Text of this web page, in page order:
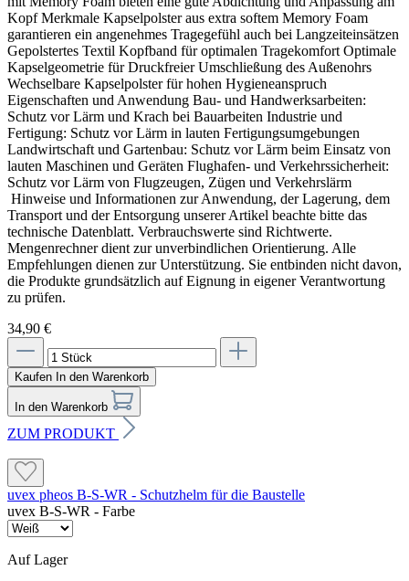
Kopf Merkmale Kapselpolster aus extra softem Memory Foam
garantieren ein angenehmes Tragegefühl auch bei Langzeiteinsätzen
Gepolstertes Textil Kopfband für optimalen Tragekomfort Optimale
Kapselgeometrie für Druckfreier Umschließung des Außenohrs
Wechselbare Kapselpolster für hohen Hygieneanspruch
Eigenschaften und Anwendung Bau- und Handwerksarbeiten:
Schutz vor Lärm und Krach bei Bauarbeiten Industrie und
Fertigung: Schutz vor Lärm in lauten Fertigungsumgebungen
Landwirtschaft und Gartenbau: Schutz vor Lärm beim Einsatz von
lauten Maschinen und Geräten Flughafen- und Verkehrssicherheit:
Schutz vor Lärm von Flugzeugen, Zügen und Verkehrslärm
Hinweise und Informationen zur Anwendung, der Lagerung, dem
Transport und der Entsorgung unserer Artikel beachte bitte das
technische Datenblatt. Verbrauchswerte sind Richtwerte.
Mengenrechner dient zur unverbindlichen Orientierung. Alle
Empfehlungen dienen zur Unterstützung. Sie entbinden nicht davon,
die Produkte grundsätzlich auf Eignung in eigener Verantwortung
zu prüfen.
34,90 €
Kaufen In den Warenkorb
In den Warenkorb
ZUM PRODUKT
uvex pheos B-S-WR - Schutzhelm für die Baustelle
uvex B-S-WR - Farbe
Auf Lager